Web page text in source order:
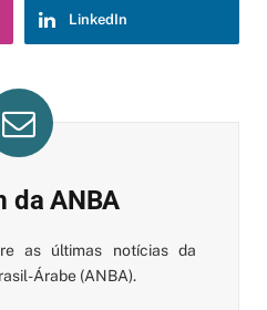
LinkedIn
da ANBA
as últimas notícias da
Árabe (ANBA).